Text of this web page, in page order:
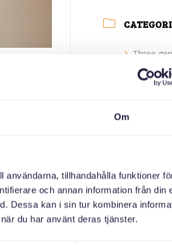
Om
användarna, tillhandahålla funktioner
och annan information från din
Dessa kan i sin tur kombinera
du har använt deras tjänster.
Three